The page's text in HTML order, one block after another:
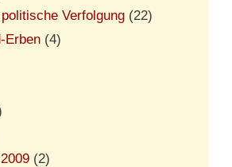
Verfolgung (22)
Erben (4)
(2)